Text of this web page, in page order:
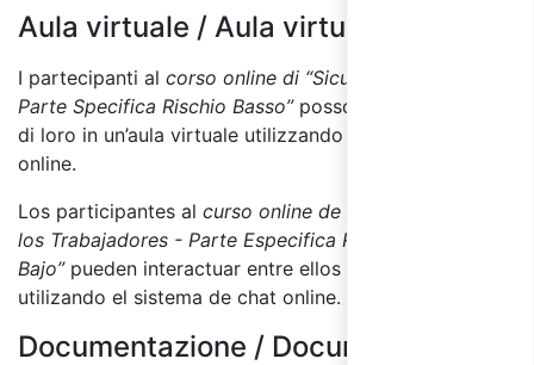
Aula virtuale / Aula virtual:
I partecipanti al corso online di “Sicurezza Lavoratori –
Parte Specifica Rischio Basso” possono interagire tra
di loro in un’aula virtuale utilizzando il sistema di chat
online.
Los participantes al curso online de “Seguridad para
los Trabajadores - Parte Especifica Riesgo
Bajo” pueden interactuar entre ellos en un aula virtual
utilizando el sistema de chat online.
Documentazione / Documentación: